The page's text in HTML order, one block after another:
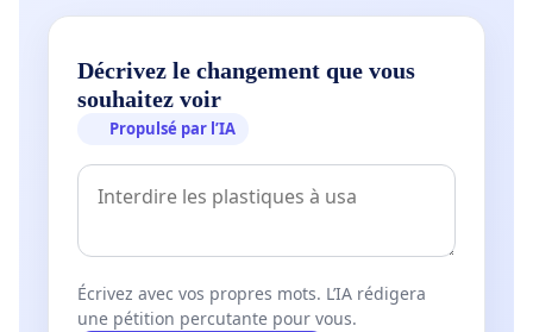
Décrivez le changement que vous
souhaitez voir
Propulsé par l’IA
Écrivez avec vos propres mots. L’IA rédigera
une pétition percutante pour vous.